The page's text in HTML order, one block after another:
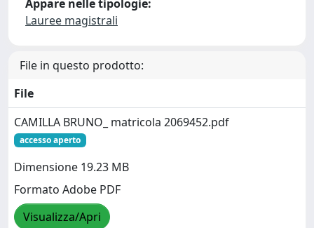
Appare nelle tipologie:
Lauree magistrali
File in questo prodotto:
File
CAMILLA BRUNO_ matricola 2069452.pdf
accesso aperto
Dimensione 19.23 MB
Formato Adobe PDF
Visualizza/Apri